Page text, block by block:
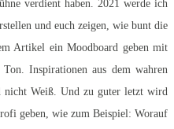
verdient haben. 2021 werde ich
und euch zeigen, wie bunt die
Artikel ein Moodboard geben mit
Inspirationen aus dem wahren
nicht Weiß. Und zu guter letzt wird
geben, wie zum Beispiel: Worauf